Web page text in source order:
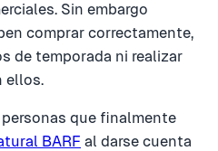
Sin embargo
comprar correctamente,
de temporada ni realizar
ellos.
que finalmente
BARF al darse cuenta